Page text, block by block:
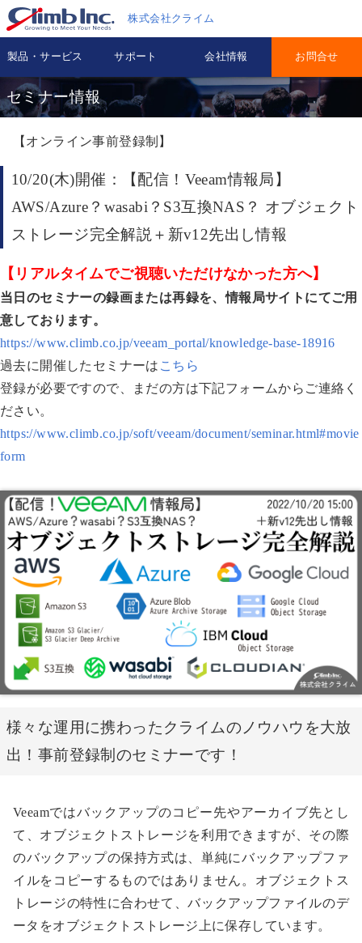
株式会社クライム
製品・サービス サポート 会社情報 お問合せ
セミナー情報
【オンライン事前登録制】
10/20(木)開催：【配信！Veeam情報局】
AWS/Azure？wasabi？S3互換NAS？ オブジェクト
ストレージ完全解説＋新v12先出し情報
【リアルタイムでご視聴いただけなかった方へ】
当日のセミナーの録画または再録を、情報局サイトにてご用
意しております。
https://www.climb.co.jp/veeam_portal/knowledge-base-18916
過去に開催したセミナーは こちら
登録が必要ですので、まだの方は下記フォームからご連絡く
ださい。
https://www.climb.co.jp/soft/veeam/document/seminar.html#movie
form
様々な運用に携わったクライムのノウハウを大放
出！事前登録制のセミナーです！
Veeamではバックアップのコピー先やアーカイブ先とし
て、オブジェクトストレージを利用できますが、その際
のバックアップの保持方式は、単純にバックアップファ
イルをコピーするものではありません。オブジェクトス
トレージの特性に合わせて、バックアップファイルのデ
ータをオブジェクトストレージ上に保存しています。